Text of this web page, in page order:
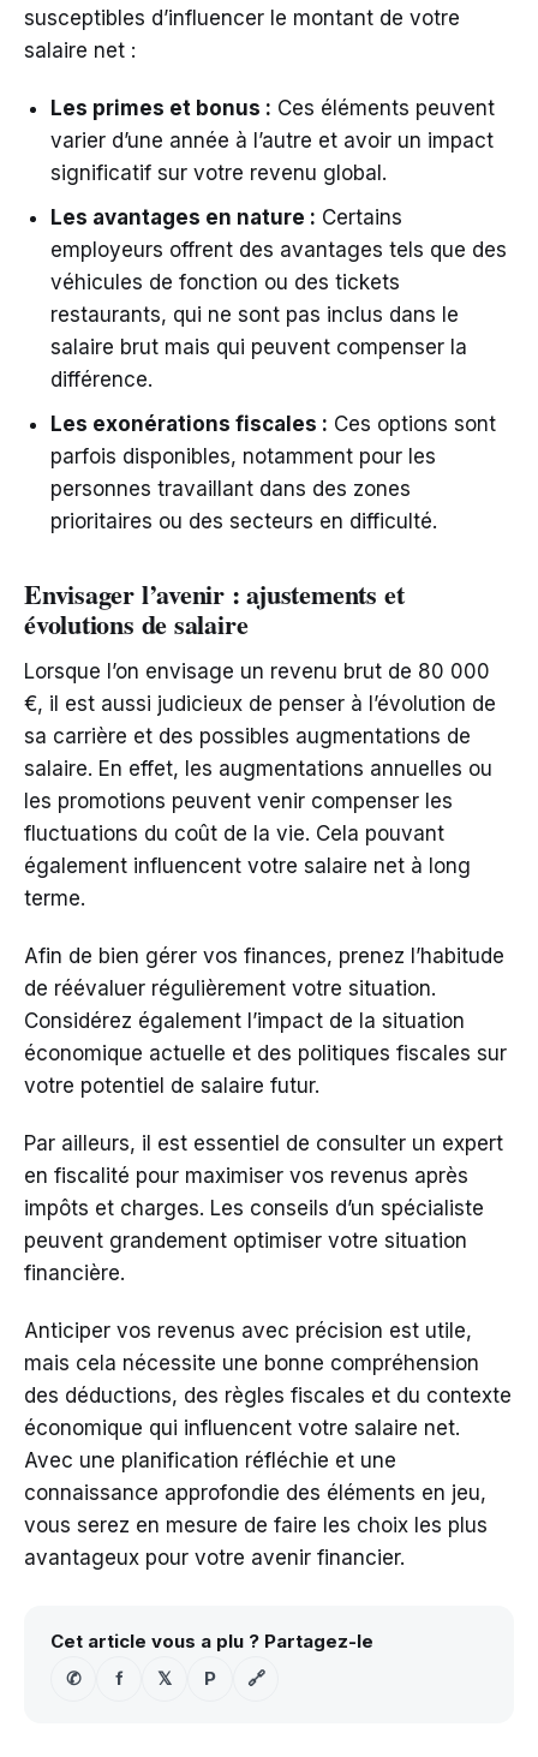
susceptibles d’influencer le montant de votre
salaire net :
Les primes et bonus : Ces éléments peuvent
varier d’une année à l’autre et avoir un impact
significatif sur votre revenu global.
Les avantages en nature : Certains
employeurs offrent des avantages tels que des
véhicules de fonction ou des tickets
restaurants, qui ne sont pas inclus dans le
salaire brut mais qui peuvent compenser la
différence.
Les exonérations fiscales : Ces options sont
parfois disponibles, notamment pour les
personnes travaillant dans des zones
prioritaires ou des secteurs en difficulté.
Envisager l’avenir : ajustements et
évolutions de salaire
Lorsque l’on envisage un revenu brut de 80 000
€, il est aussi judicieux de penser à l’évolution de
sa carrière et des possibles augmentations de
salaire. En effet, les augmentations annuelles ou
les promotions peuvent venir compenser les
fluctuations du coût de la vie. Cela pouvant
également influencent votre salaire net à long
terme.
Afin de bien gérer vos finances, prenez l’habitude
de réévaluer régulièrement votre situation.
Considérez également l’impact de la situation
économique actuelle et des politiques fiscales sur
votre potentiel de salaire futur.
Par ailleurs, il est essentiel de consulter un expert
en fiscalité pour maximiser vos revenus après
impôts et charges. Les conseils d’un spécialiste
peuvent grandement optimiser votre situation
financière.
Anticiper vos revenus avec précision est utile,
mais cela nécessite une bonne compréhension
des déductions, des règles fiscales et du contexte
économique qui influencent votre salaire net.
Avec une planification réfléchie et une
connaissance approfondie des éléments en jeu,
vous serez en mesure de faire les choix les plus
avantageux pour votre avenir financier.
Cet article vous a plu ? Partagez-le
✆
f 𝕏 P 🔗